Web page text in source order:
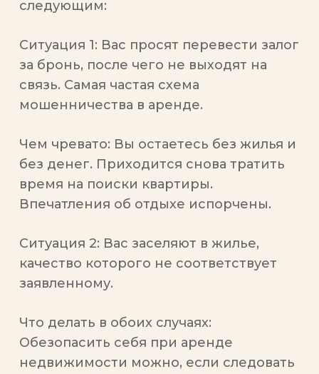
следующим:
Ситуация 1: Вас просят перевести залог
за бронь, после чего не выходят на
связь. Самая частая схема
мошенничества в аренде.
Чем чревато: Вы остаетесь без жилья и
без денег. Приходится снова тратить
время на поиски квартиры.
Впечатления об отдыхе испорчены.
Ситуация 2: Вас заселяют в жилье,
качество которого не соответствует
заявленному.
Что делать в обоих случаях:
Обезопасить себя при аренде
недвижимости можно, если следовать